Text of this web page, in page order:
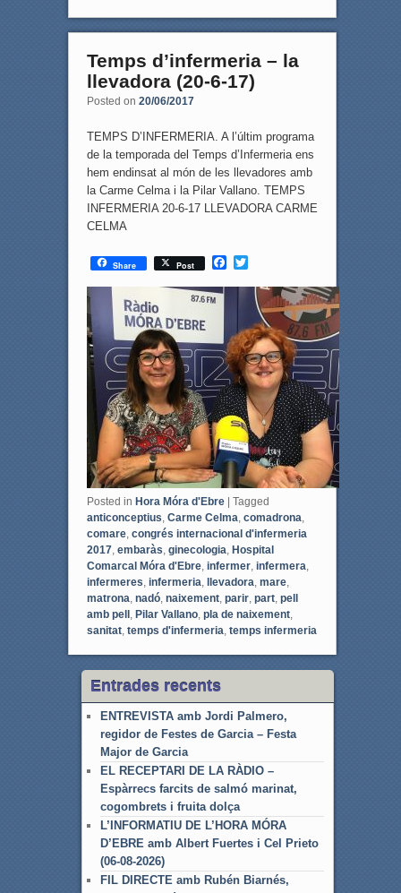
Temps d’infermeria – la
llevadora (20-6-17)
Posted on 20/06/2017
TEMPS D’INFERMERIA. A l’últim programa
de la temporada del Temps d’Infermeria ens
hem endinsat al món de les llevadores amb
la Carme Celma i la Pilar Vallano. TEMPS
INFERMERIA 20-6-17 LLEVADORA CARME
CELMA
Share Post
F
c
o
o
k
T
i
e
r
Posted in Hora Móra d'Ebre
Tagged
anticonceptius, Carme Celma, comadrona,
comare, congrés internacional d'infermeria
2017, embaràs, ginecologia, Hospital
Comarcal Móra d'Ebre, infermer, infermera,
infermeres, infermeria, llevadora, mare,
matrona, nadó, naixement, parir, part, pell
amb pell , Pilar Vallano, pla de naixement,
sanitat, temps d'infermeria, temps infermeria
Entrades recents
ENTREVISTA amb Jordi Palmero,
regidor de Festes de Garcia – Festa
Major de Garcia
EL RECEPTARI DE LA RÀDIO –
Espàrrecs farcits de salmó marinat,
cogombrets i fruita dolça
L’INFORMATIU DE L’HORA MÓRA
D’EBRE amb Albert Fuertes i Cel Prieto
(06-08-2026)
FIL DIRECTE amb Rubén Biarnés,